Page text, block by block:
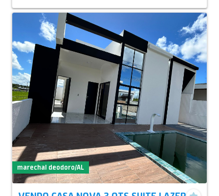
marechal deodoro/AL